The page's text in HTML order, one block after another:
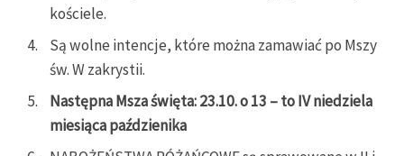
kościele.
Są wolne intencje, które można zamawiać po Mszy
św. W zakrystii.
Następna Msza święta: 23.10. o 13 – to IV niedziela
miesiąca paździenika